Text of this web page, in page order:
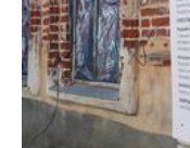
ONLINE-
ОТКРЫТАЯ
ХОККЕЙ
БАСКЕТБОЛ
ВОЛЕЙБОЛ
ВЛАСТЬ
ИНФРАСТРУКТУРА
ИСТОРИЯ
СЮЖЕТЫ
СПРАВОЧНИК
СПИСОК ПЕРСОН
ПОЛНАЯ ВЕРСИЯ